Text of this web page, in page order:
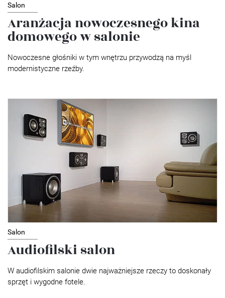
Salon
Aranżacja nowoczesnego kina
domowego w salonie
Nowoczesne głośniki w tym wnętrzu przywodzą na myśl
modernistyczne rzeźby.
Salon
Audiofilski salon
W audiofilskim salonie dwie najważniejsze rzeczy to doskonały
sprzęt i wygodne fotele.